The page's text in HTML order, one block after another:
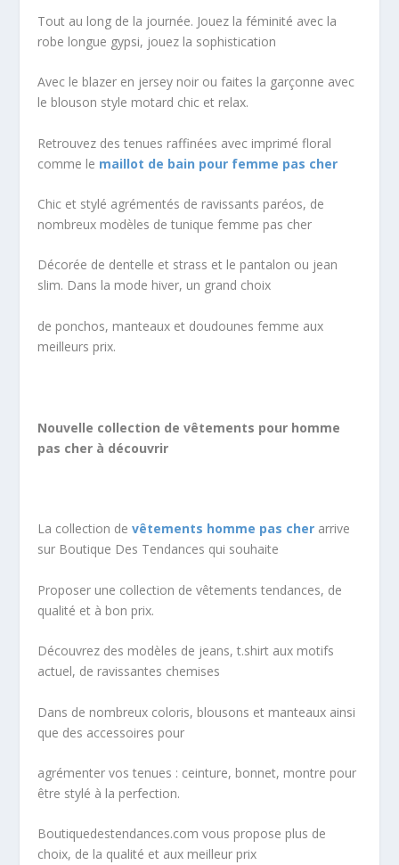
Tout au long de la journée. Jouez la féminité avec la
robe longue gypsi, jouez la sophistication
Avec le blazer en jersey noir ou faites la garçonne avec
le blouson style motard chic et relax.
Retrouvez des tenues raffinées avec imprimé floral
comme le maillot de bain pour femme pas cher
Chic et stylé agrémentés de ravissants paréos, de
nombreux modèles de tunique femme pas cher
Décorée de dentelle et strass et le pantalon ou jean
slim. Dans la mode hiver, un grand choix
de ponchos, manteaux et doudounes femme aux
meilleurs prix.
Nouvelle collection de vêtements pour homme
pas cher à découvrir
La collection devêtements homme pas cher arrive
sur Boutique Des Tendances qui souhaite
Proposer une collection de vêtements tendances, de
qualité et à bon prix.
Découvrez des modèles de jeans, t.shirt aux motifs
actuel, de ravissantes chemises
Dans de nombreux coloris, blousons et manteaux ainsi
que des accessoires pour
agrémenter vos tenues : ceinture, bonnet, montre pour
être stylé à la perfection.
Boutiquedestendances.com vous propose plus de
choix, de la qualité et aux meilleur prix